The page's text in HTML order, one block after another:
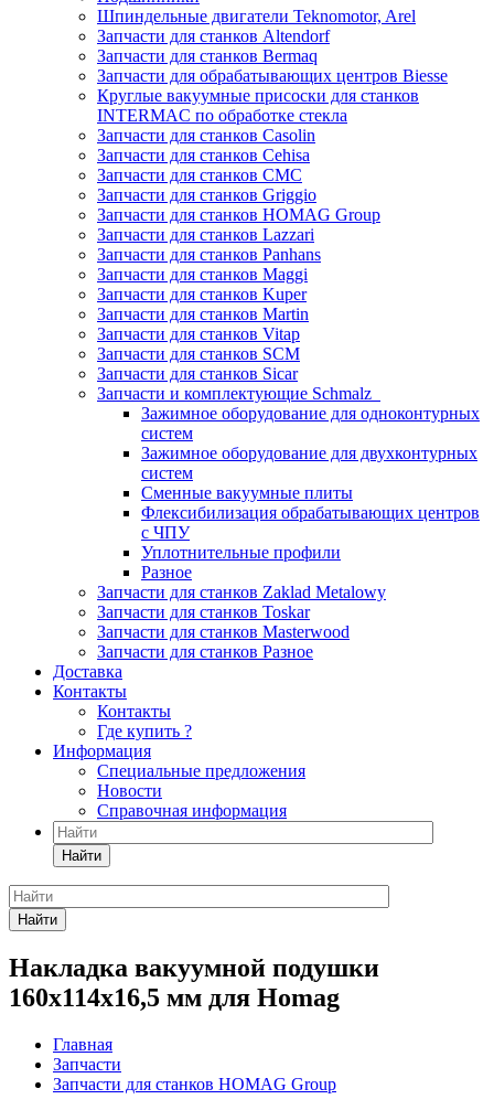
Шпиндельные двигатели Teknomotor, Arel
Запчасти для станков Altendorf
Запчасти для станков Bermaq
Запчасти для обрабатывающих центров Biesse
Круглые вакуумные присоски для станков
INTERMAC по обработке стекла
Запчасти для станков Casolin
Запчасти для станков Cehisa
Запчасти для станков CMC
Запчасти для станков Griggio
Запчасти для станков HOMAG Group
Запчасти для станков Lazzari
Запчасти для станков Panhans
Запчасти для станков Maggi
Запчасти для станков Kuper
Запчасти для станков Martin
Запчасти для станков Vitap
Запчасти для станков SCM
Запчасти для станков Sicar
Запчасти и комплектующие Schmalz
Зажимное оборудование для одноконтурных
систем
Зажимное оборудование для двухконтурных
систем
Сменные вакуумные плиты
Флексибилизация обрабатывающих центров
с ЧПУ
Уплотнительные профили
Разное
Запчасти для станков Zaklad Metalowy
Запчасти для станков Toskar
Запчасти для станков Masterwood
Запчасти для станков Разное
Доставка
Контакты
Контакты
Где купить ?
Информация
Специальные предложения
Новости
Справочная информация
Найти
Найти
Накладка вакуумной подушки
160х114х16,5 мм для Homag
Главная
Запчасти
Запчасти для станков HOMAG Group